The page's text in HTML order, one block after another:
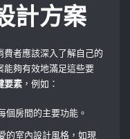
計方案
者應該深入了解自己的
能夠有效地滿足這些要
要素 ，例如：
個房間的主要功能。
的室內設計風格，如現